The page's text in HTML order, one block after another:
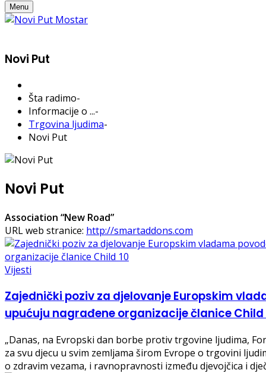
Menu
Novi Put
Šta radimo-
Informacije o ...-
Trgovina ljudima-
Novi Put
Novi Put
Association “New Road”
URL web stranice: http://smartaddons.com
Vijesti
Zajednički poziv za djelovanje Europskim
upućuju nagrađene organizacije članice Child
„Danas, na Evropski dan borbe protiv trgovine ljudima,
za svu djecu u svim zemljama širom Evrope o trgovini
o zdravim vezama, i ravnopravnosti između djevojčica i